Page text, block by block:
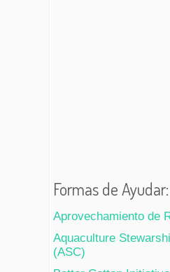
Formas de Ayudar:
Aprovechamiento de
Aquaculture
(ASC)